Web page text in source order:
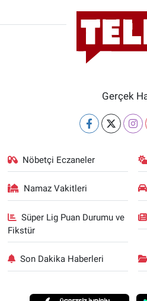
Gerçek
Nöbetçi Eczaneler
Namaz Vakitleri
Süper Lig Puan Durumu ve
Fikstür
Son Dakika Haberleri
Yerel Gündem
Yerel Yaşam